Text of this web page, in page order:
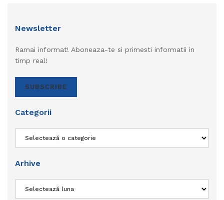
Newsletter
Ramai informat! Aboneaza-te si primesti informatii in
timp real!
SUBSCRIBE
Categorii
Arhive